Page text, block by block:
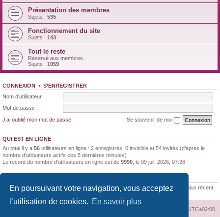
En poursuivant votre navigation, vous acceptez
l’utilisation de cookies. En savoir plus
Présentation des membres
Sujets : 535
Fonctionnement du site
Sujets : 143
Tout le reste
Réservé aux membres.
Sujets : 1059
CONNEXION • S’ENREGISTRER
Nom d’utilisateur :
Mot de passe :
J’ai oublié mon mot de passe
Se souvenir de moi
QUI EST EN LIGNE
Au total il y a 56 utilisateurs en ligne : 2 enregistrés, 0 invisible et 54 invités (d’après le
nombre d’utilisateurs actifs ces 5 dernières minutes)
Le record du nombre d’utilisateurs en ligne est de 9990 , le 09 juil. 2026, 07:38
188170 messages •11347sujets •1522membres • Le membre enregistré le plus récent
Brunaldi21
UTC+02:00